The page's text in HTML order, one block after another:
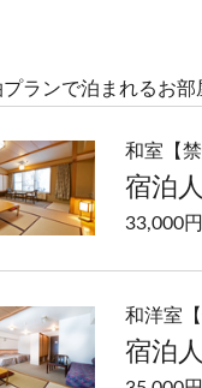
プランで泊まれるお部
和室【禁
宿泊
33,000
和洋室【
宿泊